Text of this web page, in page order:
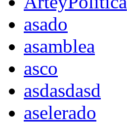
asado
asamblea
asco
asdasdasd
aselerado